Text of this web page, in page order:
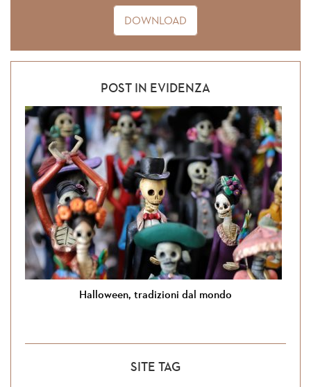
DOWNLOAD
POST IN EVIDENZA
Halloween, tradizioni dal mondo
SITE TAG